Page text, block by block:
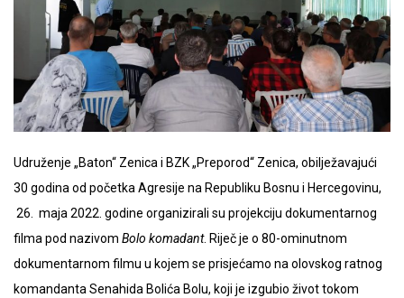
Udruženje „Baton“ Zenica i BZK „Preporod“ Zenica, obilježavajući
30 godina od početka Agresije na Republiku Bosnu i Hercegovinu,
26. maja 2022. godine organizirali su projekciju dokumentarnog
filma pod nazivom Bolo komadant. Riječ je o 80-ominutnom
dokumentarnom filmu u kojem se prisjećamo na olovskog ratnog
komandanta Senahida Bolića Bolu, koji je izgubio život tokom